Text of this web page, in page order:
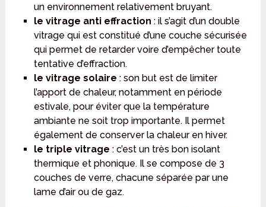
un environnement relativement bruyant.
le vitrage anti effraction : il s’agit d’un double
vitrage qui est constitué d’une couche sécurisée
qui permet de retarder voire d’empêcher toute
tentative d’effraction.
le vitrage solaire : son but est de limiter
l’apport de chaleur, notamment en période
estivale, pour éviter que la température
ambiante ne soit trop importante. Il permet
également de conserver la chaleur en hiver.
le triple vitrage : c’est un très bon isolant
thermique et phonique. Il se compose de 3
couches de verre, chacune séparée par une
lame d’air ou de gaz.